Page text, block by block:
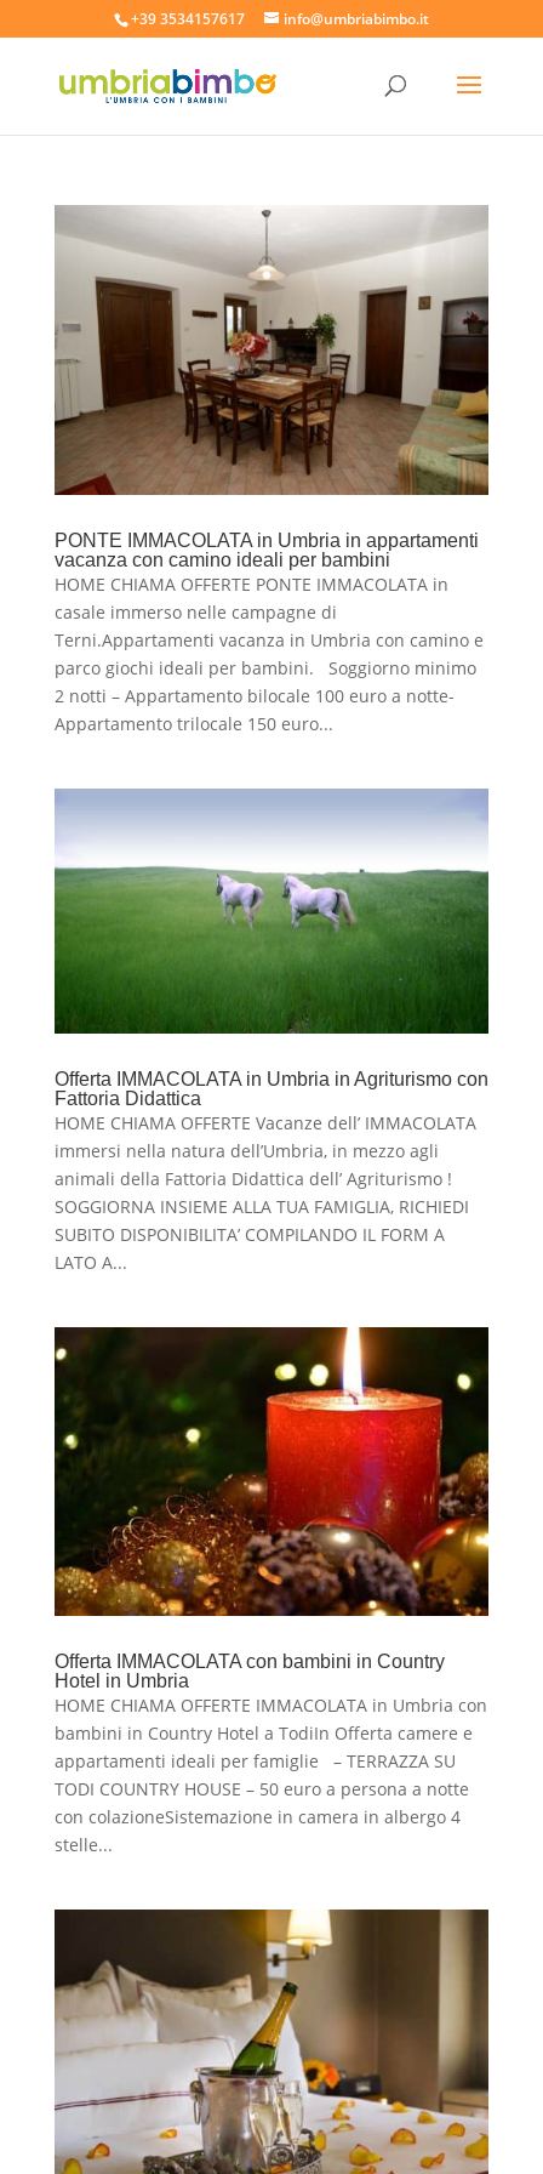
+39 3534157617 info@umbriabimbo.it
PONTE IMMACOLATA in Umbria in appartamenti
vacanza con camino ideali per bambini
HOME CHIAMA OFFERTE PONTE IMMACOLATA in
casale immerso nelle campagne di
Terni.Appartamenti vacanza in Umbria con camino e
parco giochi ideali per bambini. Soggiorno minimo
2 notti – Appartamento bilocale 100 euro a notte-
Appartamento trilocale 150 euro...
Offerta IMMACOLATA in Umbria in Agriturismo con
Fattoria Didattica
HOME CHIAMA OFFERTE Vacanze dell’ IMMACOLATA
immersi nella natura dell’Umbria, in mezzo agli
animali della Fattoria Didattica dell’ Agriturismo !
SOGGIORNA INSIEME ALLA TUA FAMIGLIA, RICHIEDI
SUBITO DISPONIBILITA’ COMPILANDO IL FORM A
LATO A...
Offerta IMMACOLATA con bambini in Country
Hotel in Umbria
HOME CHIAMA OFFERTE IMMACOLATA in Umbria con
bambini in Country Hotel a TodiIn Offerta camere e
appartamenti ideali per famiglie – TERRAZZA SU
TODI COUNTRY HOUSE – 50 euro a persona a notte
con colazioneSistemazione in camera in albergo 4
stelle...